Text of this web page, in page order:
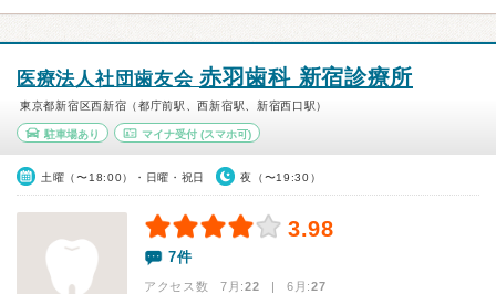
医療法人社団歯友会 赤羽歯科 新宿診療所
東京都新宿区西新宿（都庁前駅、西新宿駅、新宿西口駅）
駐車場あり マイナ受付(スマホ可)
土曜（〜18:00）・日曜・祝日 夜（〜19:30）
3.98
7件
アクセス数 7月:22 | 6月:27